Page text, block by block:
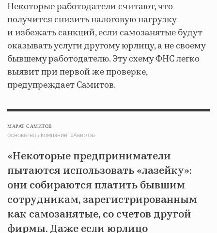
Некоторые работодатели считают, что
получится снизить налоговую нагрузку
и избежать санкций, если самозанятые будут
оказывать услуги другому юрлицу, а не своему
бывшему работодателю. Эту схему ФНС легко
выявит при первой же проверке,
предупреждает Самитов.
МАРАТ САМИТОВ
основатель компании «Авирта»
«Некоторые предприниматели
пытаются использовать «лазейку»:
они собираются платить бывшим
сотрудникам, зарегистрированным
как самозанятые, со счетов другой
фирмы. Даже если юрлицо